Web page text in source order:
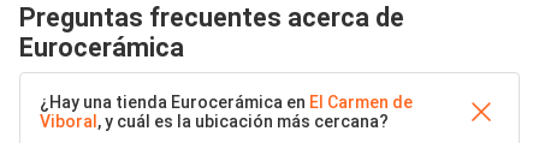
Preguntas frecuentes acerca de
Eurocerámica
¿Hay una tienda Eurocerámica en El Carmen de
Viboral , y cuál es la ubicación más cercana?